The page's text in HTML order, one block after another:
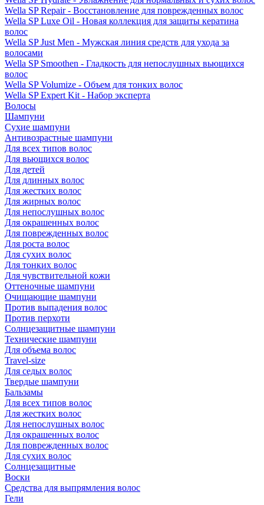
Wella SP Repair - Восстановление для поврежденных волос
Wella SP Luxe Oil - Новая коллекция для защиты кератина
волос
Wella SP Just Men - Мужская линия средств для ухода за
волосами
Wella SP Smoothen - Гладкость для непослушных вьющихся
волос
Wella SP Volumize - Объем для тонких волос
Wella SP Expert Kit - Набор эксперта
Волосы
Шампуни
Сухие шампуни
Антивозрастные шампуни
Для всех типов волос
Для вьющихся волос
Для детей
Для длинных волос
Для жестких волос
Для жирных волос
Для непослушных волос
Для окрашенных волос
Для поврежденных волос
Для роста волос
Для сухих волос
Для тонких волос
Для чувствительной кожи
Оттеночные шампуни
Очищающие шампуни
Против выпадения волос
Против перхоти
Солнцезащитные шампуни
Технические шампуни
Для объема волос
Travel-size
Для седых волос
Твердые шампуни
Бальзамы
Для всех типов волос
Для жестких волос
Для непослушных волос
Для окрашенных волос
Для поврежденных волос
Для сухих волос
Солнцезащитные
Воски
Средства для выпрямления волос
Гели